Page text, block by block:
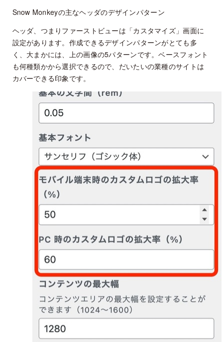
Snow Monkeyの主なヘッダのデザインパターン
ヘッダ、つまりファーストビューは「カスタマイズ」画面に
設定があります。作成できるデザインパターンがとても多
く、大まかには、上の画像の5パターンです。ベースフォント
も何種類かから選択できるので、だいたいの業種のサイトは
カバーできる印象です。